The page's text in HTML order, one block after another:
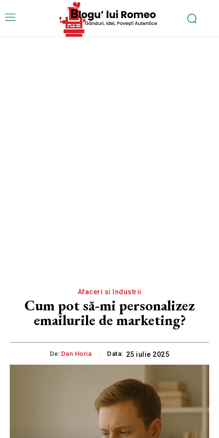
Afaceri si Industrii
Cum pot să-mi personalizez
emailurile de marketing?
De: Dan Horia Data: 25 iulie 2025